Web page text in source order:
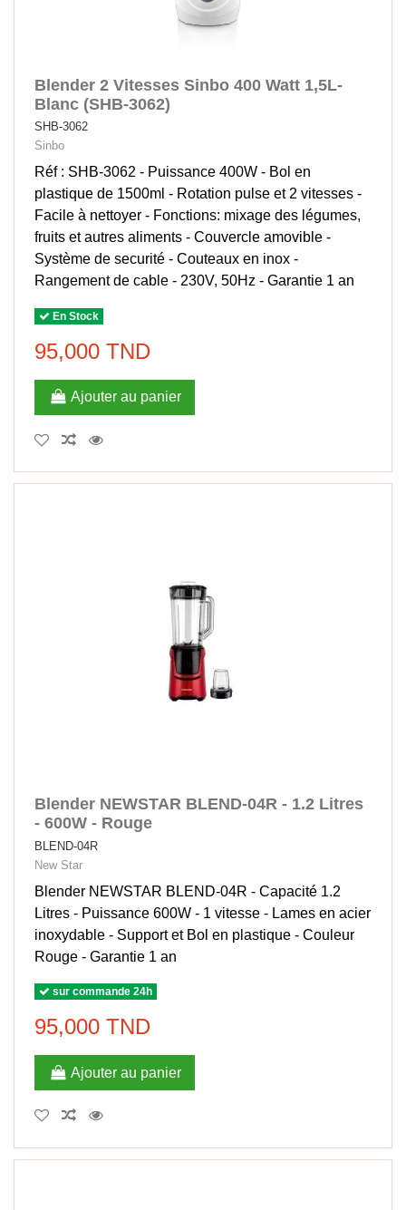
Blender 2 Vitesses Sinbo 400 Watt 1,5L-
Blanc (SHB-3062)
SHB-3062
Sinbo
Réf : SHB-3062 - Puissance 400W - Bol en
plastique de 1500ml - Rotation pulse et 2 vitesses -
Facile à nettoyer - Fonctions: mixage des légumes,
fruits et autres aliments - Couvercle amovible -
Système de securité - Couteaux en inox -
Rangement de cable - 230V, 50Hz - Garantie 1 an
En Stock
95,000 TND
Ajouter au panier
Blender NEWSTAR BLEND-04R - 1.2 Litres
- 600W - Rouge
BLEND-04R
New Star
Blender NEWSTAR BLEND-04R - Capacité 1.2
Litres - Puissance 600W - 1 vitesse - Lames en acier
inoxydable - Support et Bol en plastique - Couleur
Rouge - Garantie 1 an
sur commande 24h
95,000 TND
Ajouter au panier